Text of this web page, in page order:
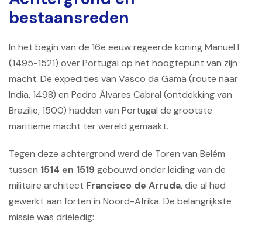
bestaansreden
In het begin van de 16e eeuw regeerde koning Manuel I
(1495-1521) over Portugal op het hoogtepunt van zijn
macht. De expedities van Vasco da Gama (route naar
India, 1498) en Pedro Álvares Cabral (ontdekking van
Brazilië, 1500) hadden van Portugal de grootste
maritieme macht ter wereld gemaakt.
Tegen deze achtergrond werd de Toren van Belém
tussen 1514 en 1519gebouwd onder leiding van de
militaire architect Francisco de Arruda, die al had
gewerkt aan forten in Noord-Afrika. De belangrijkste
missie was drieledig: